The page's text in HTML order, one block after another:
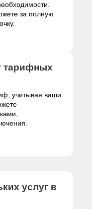
за полную
тарифных
учитывая ваши
услуг в